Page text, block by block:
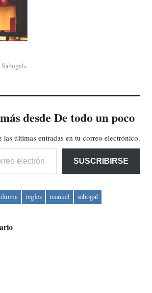
desde De todo un poco
las últimas entradas en tu correo electrónico.
SUSCRIBIRSE
ingles manuel sabogal